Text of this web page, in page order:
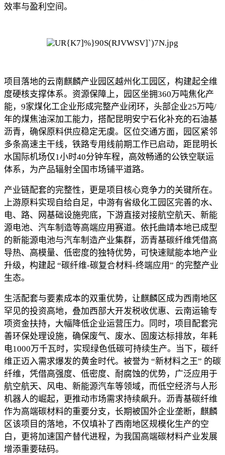
效率与盈利空间。
项目落地的云南麒麟产业园区越州化工园区，构建起全维
度硬核支撑体系。资源保障上，园区坐拥360万吨焦化产
能，9家煤化工企业形成完整产业闭环，头部企业25万吨/
年的煤焦油深加工能力，搭配昆明安宁石化补充的石油基
沥青，确保原料供应稳定无虞。区位交通方面，园区紧邻
多条高速主干线，铁路专用线前期工作已启动，距昆明长
水国际机场仅1小时40分钟车程，高效畅通的公铁空联运
体系，为产品辐射全国市场铺平道路。
产业链配套的完整性，更是项目核心竞争力的关键所在。
上游原料实现自给自足，中游有省级化工园区完善的水、
电、路、网基础设施兜底，下游直接对接航空航天、新能
源电池、汽车制造等高端应用赛道。依托曲靖本地已成型
的新能源电池与汽车制造产业集群，沥青基碳纤维凭借高
导热、高模量、低密度的独特优势，可快速赋能本地产业
升级，构建起 “碳纤维-碳复合材料-终端应用” 的完整产业
生态。
生活配套与要素成本的双重优势，让麒麟区成为西南地区
罕见的投资高地，叠加西部大开发税收优惠、云南运输专
项资金扶持，大幅降低企业运营压力。同时，项目配套完
善环保处理设施，确保废气、废水、固废达标排放，年耗
电1000万千瓦时，实现绿色低碳可持续生产。当下，碳纤
维正迈入需求爆发的黄金时代。被誉为 “新材料之王” 的碳
纤维，凭借高强度、低密度、耐腐蚀的优势，广泛应用于
航空航天、风电、新能源汽车等领域，而低空经济与人形
机器人的崛起，更推动市场需求持续飙升。沥青基碳纤维
作为高端碳材料的重要分支，长期被国外企业垄断，麒麟
区该项目的落地，不仅填补了西南地区规模化生产的空
白，更将加速国产替代进程，为我国高端碳材料产业发展
增添重要砝码。